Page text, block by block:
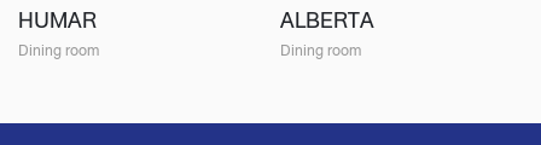
HUMAR
Dining room
ALBERTA
Dining room